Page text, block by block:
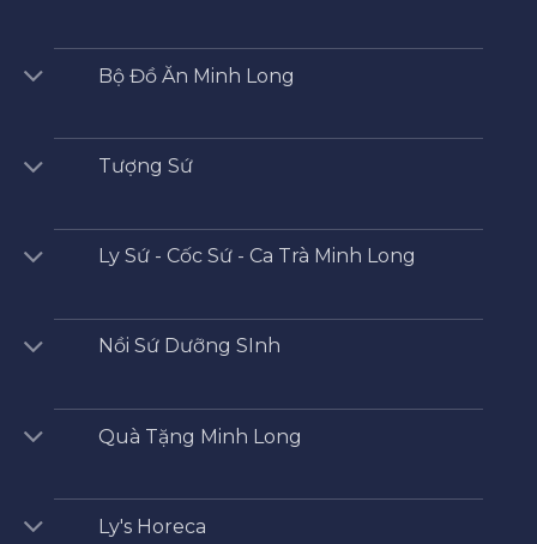
Bộ Đồ Ăn Minh Long
Tượng Sứ
Ly Sứ - Cốc Sứ - Ca Trà Minh Long
Nồi Sứ Dưỡng SInh
Quà Tặng Minh Long
Ly's Horeca